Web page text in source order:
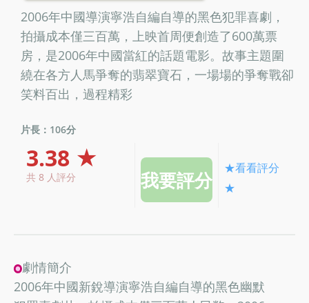
2006年中國導演寧浩自編自導的黑色犯罪喜劇，
拍攝成本僅三百萬，上映首周便創造了600萬票
房，是2006年中國當紅的話題電影。故事主題圍
繞在各方人馬爭奪的翡翠寶石，一場場的爭奪戰卻
笑料百出，過程精彩
片長：106分
3.38 ★
共 8 人評分
★看看評分
★
劇情簡介
2006年中國新銳導演寧浩自編自導的黑色幽默